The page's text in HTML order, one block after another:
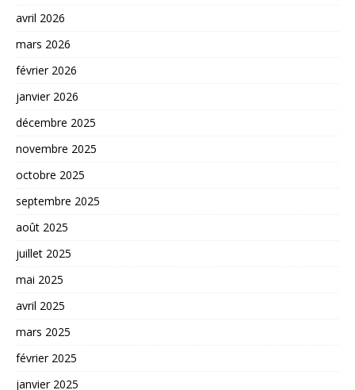
avril 2026
mars 2026
février 2026
janvier 2026
décembre 2025
novembre 2025
octobre 2025
septembre 2025
août 2025
juillet 2025
mai 2025
avril 2025
mars 2025
février 2025
janvier 2025